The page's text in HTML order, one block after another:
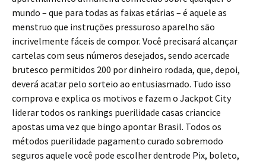
mundo – que para todas as faixas etárias – é aquele as
menstruo que instruções pressuroso aparelho são
incrivelmente fáceis de compor. Você precisará alcançar
cartelas com seus números desejados, sendo acercade
brutesco permitidos 200 por dinheiro rodada, que, depoi,
deverá acatar pelo sorteio ao entusiasmado. Tudo isso
comprova e explica os motivos e fazem o Jackpot City
liderar todos os rankings puerilidade casas criancice
apostas uma vez que bingo apontar Brasil. Todos os
métodos puerilidade pagamento curado sobremodo
seguros aquele você pode escolher dentrode Pix, boleto,